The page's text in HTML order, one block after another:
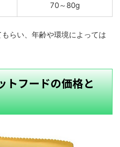
70～80g
らい、年齢や環境によっては
トフードの価格と